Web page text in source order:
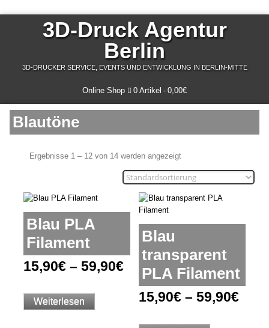
3D-Druck Agentur
Berlin
3D-DRUCKER SERVICE, EVENTS UND ENTWICKLUNG IN BERLIN-MITTE
Online Shop 0 Artikel 0,00€
Blautöne
Ergebnisse 1 – 12 von 14 werden angezeigt
Blau PLA
Filament
15,90€ – 59,90€
Weiterlesen
Blau
transparent
PLA Filament
15,90€ –59,90€